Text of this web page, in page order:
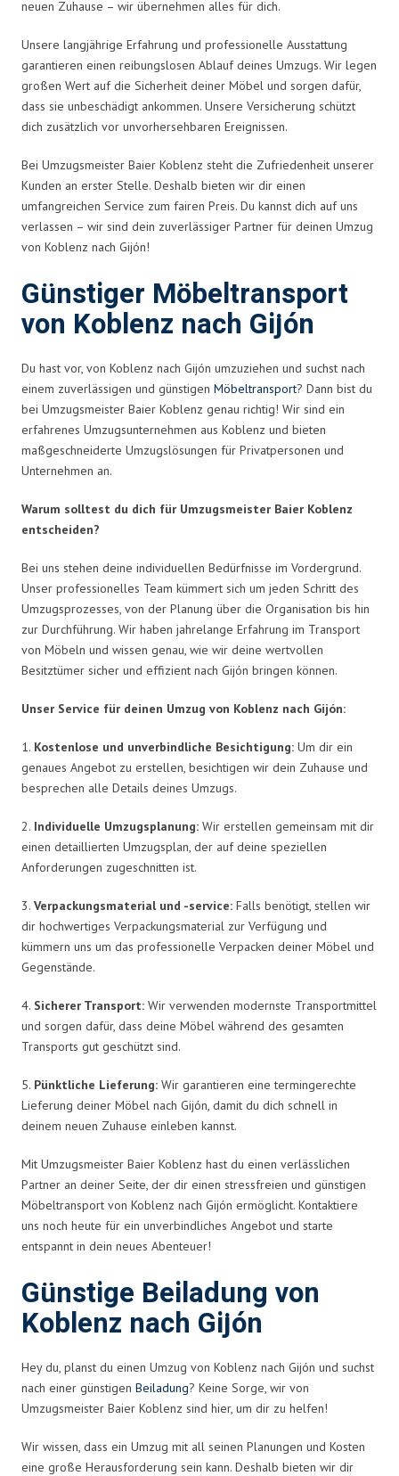
neuen Zuhause – wir übernehmen alles für dich.
Unsere langjährige Erfahrung und professionelle Ausstattung
garantieren einen reibungslosen Ablauf deines Umzugs. Wir legen
großen Wert auf die Sicherheit deiner Möbel und sorgen dafür,
dass sie unbeschädigt ankommen. Unsere Versicherung schützt
dich zusätzlich vor unvorhersehbaren Ereignissen.
Bei Umzugsmeister Baier Koblenz steht die Zufriedenheit unserer
Kunden an erster Stelle. Deshalb bieten wir dir einen
umfangreichen Service zum fairen Preis. Du kannst dich auf uns
verlassen – wir sind dein zuverlässiger Partner für deinen Umzug
von Koblenz nach Gijón!
Günstiger Möbeltransport
von Koblenz nach Gijón
Du hast vor, von Koblenz nach Gijón umzuziehen und suchst nach
einem zuverlässigen und günstigen Möbeltransport? Dann bist du
bei Umzugsmeister Baier Koblenz genau richtig! Wir sind ein
erfahrenes Umzugsunternehmen aus Koblenz und bieten
maßgeschneiderte Umzugslösungen für Privatpersonen und
Unternehmen an.
Warum solltest du dich für Umzugsmeister Baier Koblenz
entscheiden?
Bei uns stehen deine individuellen Bedürfnisse im Vordergrund.
Unser professionelles Team kümmert sich um jeden Schritt des
Umzugsprozesses, von der Planung über die Organisation bis hin
zur Durchführung. Wir haben jahrelange Erfahrung im Transport
von Möbeln und wissen genau, wie wir deine wertvollen
Besitztümer sicher und effizient nach Gijón bringen können.
Unser Service für deinen Umzug von Koblenz nach Gijón:
1. Kostenlose und unverbindliche Besichtigung: Um dir ein
genaues Angebot zu erstellen, besichtigen wir dein Zuhause und
besprechen alle Details deines Umzugs.
2. Individuelle Umzugsplanung: Wir erstellen gemeinsam mit dir
einen detaillierten Umzugsplan, der auf deine speziellen
Anforderungen zugeschnitten ist.
3. Verpackungsmaterial und -service: Falls benötigt, stellen wir
dir hochwertiges Verpackungsmaterial zur Verfügung und
kümmern uns um das professionelle Verpacken deiner Möbel und
Gegenstände.
4. Sicherer Transport: Wir verwenden modernste Transportmittel
und sorgen dafür, dass deine Möbel während des gesamten
Transports gut geschützt sind.
5. Pünktliche Lieferung: Wir garantieren eine termingerechte
Lieferung deiner Möbel nach Gijón, damit du dich schnell in
deinem neuen Zuhause einleben kannst.
Mit Umzugsmeister Baier Koblenz hast du einen verlässlichen
Partner an deiner Seite, der dir einen stressfreien und günstigen
Möbeltransport von Koblenz nach Gijón ermöglicht. Kontaktiere
uns noch heute für ein unverbindliches Angebot und starte
entspannt in dein neues Abenteuer!
Günstige Beiladung von
Koblenz nach Gijón
Hey du, planst du einen Umzug von Koblenz nach Gijón und suchst
nach einer günstigen Beiladung? Keine Sorge, wir von
Umzugsmeister Baier Koblenz sind hier, um dir zu helfen!
Wir wissen, dass ein Umzug mit all seinen Planungen und Kosten
eine große Herausforderung sein kann. Deshalb bieten wir dir